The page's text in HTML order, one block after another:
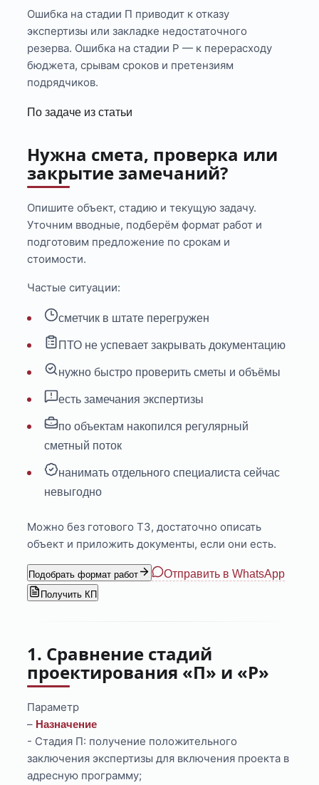
Ошибка на стадии П приводит к отказу
экспертизы или закладке недостаточного
резерва. Ошибка на стадии Р — к перерасходу
бюджета, срывам сроков и претензиям
подрядчиков.
По задаче из статьи
Нужна смета, проверка или
закрытие замечаний?
Опишите объект, стадию и текущую задачу.
Уточним вводные, подберём формат работ и
подготовим предложение по срокам и
стоимости.
Частые ситуации:
сметчик в штате перегружен
ПТО не успевает закрывать документацию
нужно быстро проверить сметы и объёмы
есть замечания экспертизы
по объектам накопился регулярный
сметный поток
нанимать отдельного специалиста сейчас
невыгодно
Можно без готового ТЗ, достаточно описать
объект и приложить документы, если они есть.
Подобрать формат работ Отправить в WhatsApp
Получить КП
1. Сравнение стадий
проектирования «П» и «Р»
Параметр
– Назначение
- Стадия П: получение положительного
заключения экспертизы для включения проекта в
адресную программу;